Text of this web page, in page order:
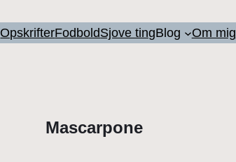
OpskrifterFodboldSjove tingBlog Om mig
Mascarpone